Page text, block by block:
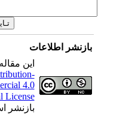
بازنشر اطلاعات
این
4.0
License
بازنشر